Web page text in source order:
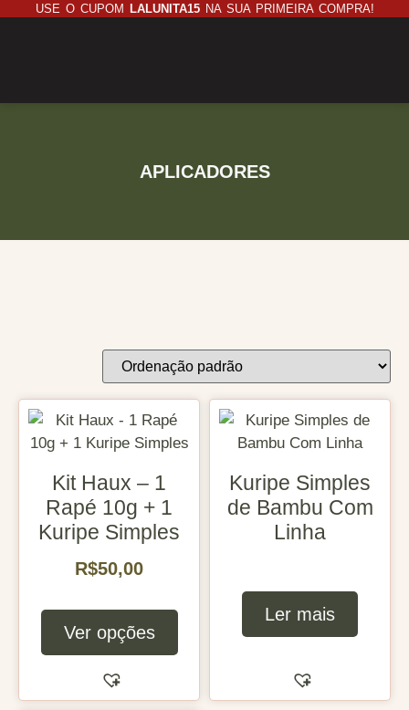
USE O CUPOM LALUNITA15NA SUA PRIMEIRA COMPRA!
APLICADORES
Kit Haux – 1
Rapé 10g + 1
Kuripe Simples
R$50,00
Ver opções
Kuripe Simples
de Bambu Com
Linha
Ler mais